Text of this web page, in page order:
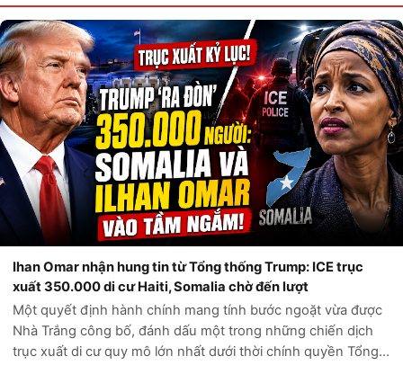
Ihan Omar nhận hung tin từ Tổng thống Trump: ICE trục
xuất 350.000 di cư Haiti, Somalia chờ đến lượt
Một quyết định hành chính mang tính bước ngoặt vừa được
Nhà Trắng công bố, đánh dấu một trong những chiến dịch
trục xuất di cư quy mô lớn nhất dưới thời chính quyền Tổng